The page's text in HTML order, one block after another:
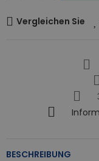
Vergleichen Sie
BESCHREIBUNG